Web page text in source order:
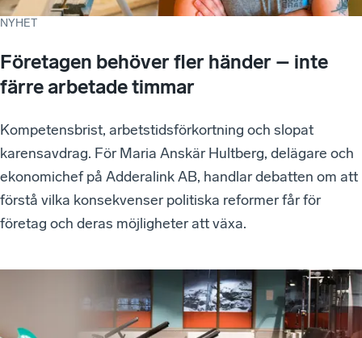
NYHET
Företagen behöver fler händer – inte
färre arbetade timmar
Kompetensbrist, arbetstidsförkortning och slopat
karensavdrag. För Maria Anskär Hultberg, delägare och
ekonomichef på Adderalink AB, handlar debatten om att
förstå vilka konsekvenser politiska reformer får för
företag och deras möjligheter att växa.